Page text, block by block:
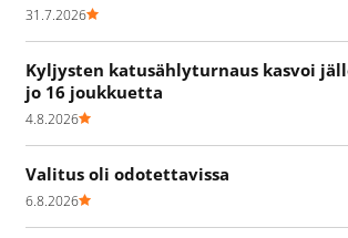
31.7.2026
Kyljysten katusählyturnaus kasvoi
jo 16 joukkuetta
4.8.2026
Valitus oli odotettavissa
6.8.2026